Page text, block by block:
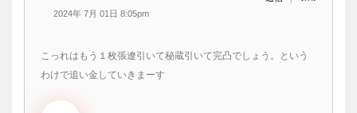
2024年 7月 01日 8:05pm
こっれはもう１枚張遼引いて秘蔵引いて完凸でしょう。という
わけで追い金していきまーす